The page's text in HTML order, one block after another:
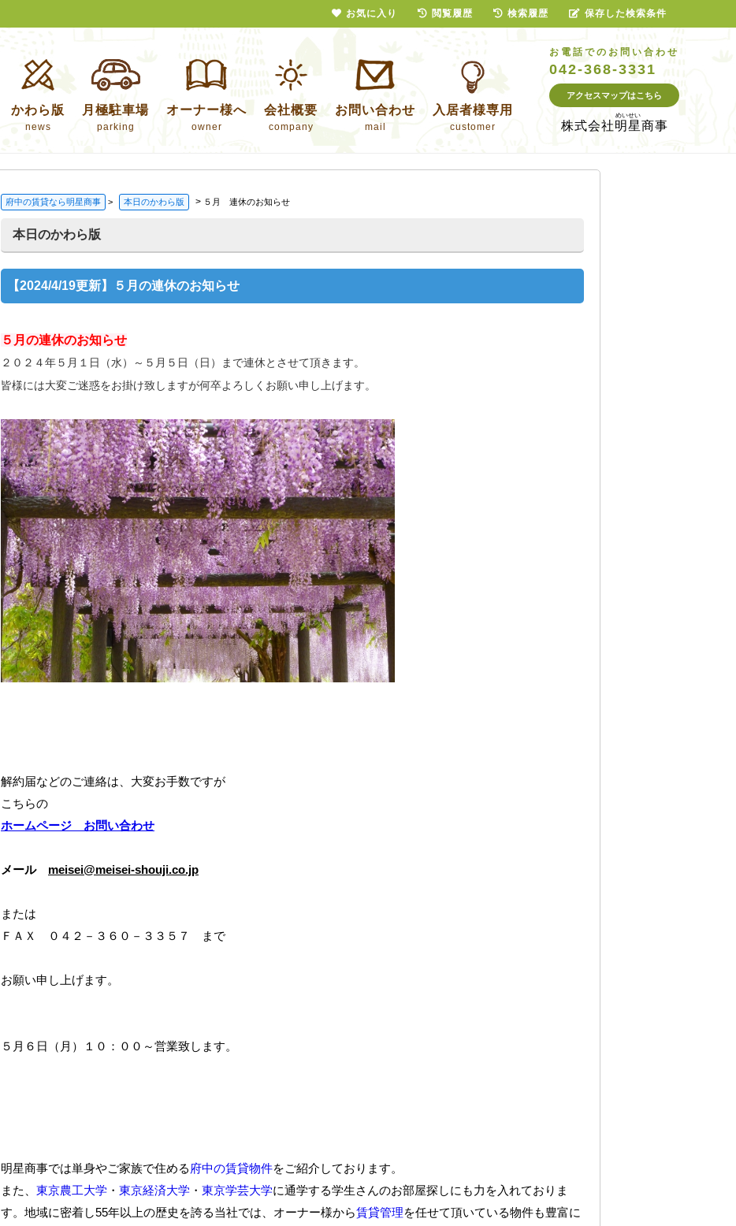
かわら版
news
月極駐車場
parking
オーナー様へ
owner
会社概要
company
お問い合わせ
mail
入居者様専用
customer
お電話でのお問い合わせ
042-368-3331
アクセスマップはこちら
株式会社明星商事
府中の賃貸なら明星商事 > 本日のかわら版 > ５月 連休のお知らせ
本日のかわら版
【2024/4/19更新】５月の連休のお知らせ
５月の連休のお知らせ
２０２４年５月１日（水）～５月５日（日）まで連休とさせて頂きます。
皆様には大変ご迷惑をお掛け致しますが何卒よろしくお願い申し上げます。
解約届などのご連絡は、大変お手数ですが
こちらの
ホームページ お問い合わせ
メール meisei@meisei-shouji.co.jp
または
ＦＡＸ ０４２－３６０－３３５７ まで
お願い申し上げます。
５月６日（月）１０：００～営業致します。
明星商事では単身やご家族で住める府中の賃貸物件をご紹介しております。
また、 東京農工大学 ・ 東京経済大学 ・ 東京学芸大学に通学する学生さんのお部屋探しにも力を入れておりま
す。地域に密着し55年以上の歴史を誇る当社では、オーナー様から賃貸管理を任せて頂いている物件も豊富に
お気に入り 閲覧履歴 検索履歴 保存した検索条件